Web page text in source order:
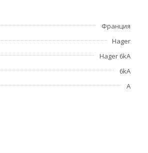
Франция
Hager
Hager 6kA
6kA
А